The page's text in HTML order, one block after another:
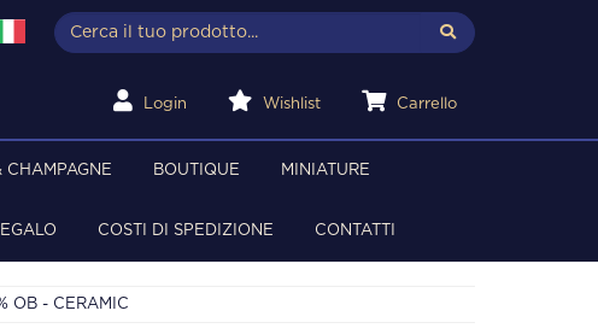
Login Wishlist Carrello
CHAMPAGNE BOUTIQUE MINIATURE
COSTI DI SPEDIZIONE CONTATTI
OB - CERAMIC